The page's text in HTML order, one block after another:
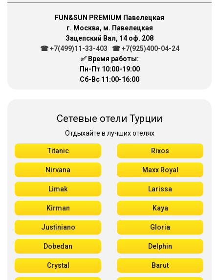
FUN&SUN PREMIUM Павелецкая
г. Москва, м. Павелецкая
Зацепский Вал, 14 оф. 208
☎ +7(499)11-33-403
☎ +7(925)400-04-24
✅ Время работы:
Пн-Пт 10:00-19:00
Сб-Вс 11:00-16:00
Сетевые отели Турции
Отдыхайте в лучших отелях
Titanic Rixos
Nirvana Maxx Royal
Limak Larissa
Kirman Kaya
Justiniano Gloria
Dobedan Delphin
Crystal Barut